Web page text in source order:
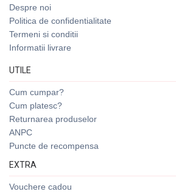
Despre noi
Politica de confidentialitate
Termeni si conditii
Informatii livrare
UTILE
Cum cumpar?
Cum platesc?
Returnarea produselor
ANPC
Puncte de recompensa
EXTRA
Vouchere cadou